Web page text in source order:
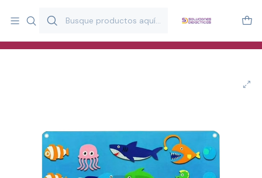
y estimulación infantil en Chile.
Especialistas en recursos educativos para aulas, terapeutas y